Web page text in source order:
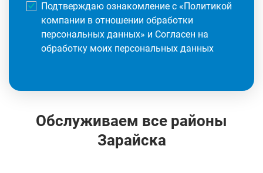
Подтверждаю ознакомление с «Политикой
компании в отношении обработки
персональных данных» и Согласен на
обработку моих персональных данных
Обслуживаем все районы
Зарайска